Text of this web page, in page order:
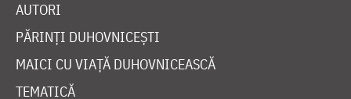
AUTORI
PĂRINȚI DUHOVNICEȘTI
MAICI CU VIAȚĂ DUHOVNICEASCĂ
TEMATICĂ